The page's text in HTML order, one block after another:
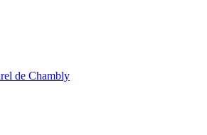
de Chambly